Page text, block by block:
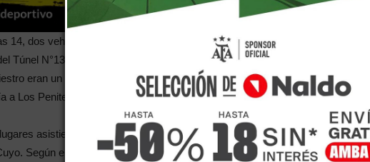
14, dos vehículos particulares colisionaron de forma frontal en la Ruta
Túnel N°13 cerca de la localidad de Polvaredas, (Las Heras). Los rodados
eran un Renault Clio y un VW Country, uno proveniente de la provincia de
a Los Penitentes- y el otro se dirigía a Mendoza. Aún no se determinan las
asistieron a los heridos y se involucraron cinco ambulancias de
Según el reporte dado por Gendarmería Nacional lalista de